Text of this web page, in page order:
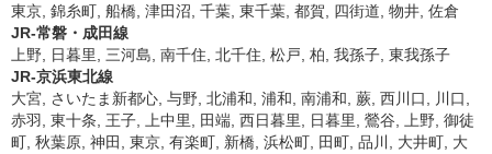
東京, 錦糸町, 船橋, 津田沼, 千葉, 東千葉, 都賀, 四街道, 物井, 佐倉
JR-常磐・成田線
上野, 日暮里, 三河島, 南千住, 北千住, 松戸, 柏, 我孫子, 東我孫子
JR-京浜東北線
大宮, さいたま新都心, 与野, 北浦和, 浦和, 南浦和, 蕨, 西川口, 川口,
赤羽, 東十条, 王子, 上中里, 田端, 西日暮里, 日暮里, 鶯谷, 上野, 御徒
町, 秋葉原, 神田, 東京, 有楽町, 新橋, 浜松町, 田町, 品川, 大井町, 大